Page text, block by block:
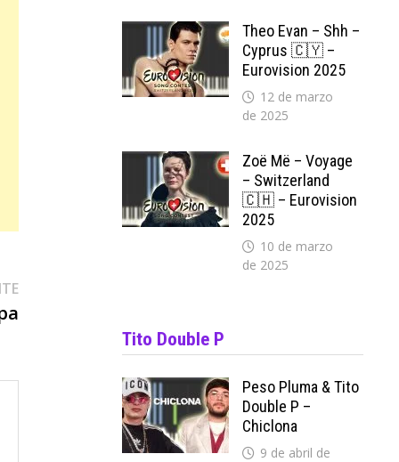
Entrada
Theo Evan – Shh –
Cyprus 🇨🇾 –
Eurovision 2025
12 de marzo
de 2025
Zoë Më – Voyage
– Switzerland
🇨🇭 – Eurovision
2025
10 de marzo
de 2025
Tito Double P
Peso Pluma & Tito
Double P –
Chiclona
9 de abril de